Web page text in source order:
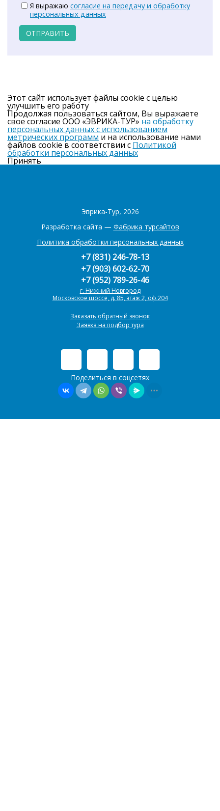
Я выражаю согласие на передачу и обработку
персональных данных
ОТПРАВИТЬ
Этот сайт использует файлы cookie с целью
улучшить его работу
Продолжая пользоваться сайтом, Вы выражаете
свое согласие ООО «ЭВРИКА-ТУР» на обработку
персональных данных с использованием
метрических программ и на использование нами
файлов cookie в соответствии с Политикой
обработки персональных данных
Принять
Эврика-Тур, 2026
Разработка сайта — Фабрика турсайтов
Политика обработки персональных данных
Поделиться в соцсетях
+7 (831) 246-78-13
+7 (903) 602-62-70
+7 (952) 789-26-46
г. Нижний Новгород
Московское шоссе, д. 85, этаж 2, оф.204
Заказать обратный звонок
Заявка на подбор тура